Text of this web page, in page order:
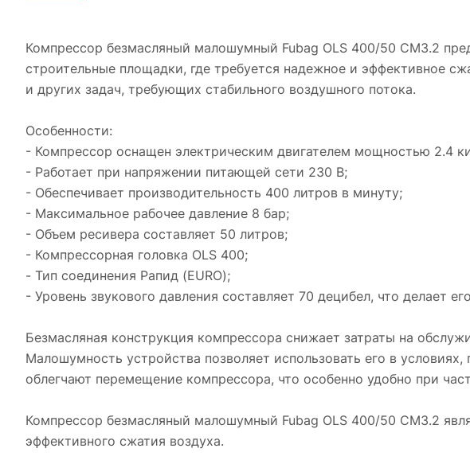
Компрессор безмасляный малошумный Fubag OLS 400/50 CM3.2
строительные площадки, где требуется надежное и эффективное
и других задач, требующих стабильного воздушного потока.
Особенности:
- Компрессор оснащен электрическим двигателем мощностью 2.4
- Работает при напряжении питающей сети 230 В;
- Обеспечивает производительность 400 литров в минуту;
- Максимальное рабочее давление 8 бар;
- Объем ресивера составляет 50 литров;
- Компрессорная головка OLS 400;
- Тип соединения Рапид (EURO);
- Уровень звукового давления составляет 70 децибел, что делает
Безмасляная конструкция компрессора снижает затраты на
Малошумность устройства позволяет использовать его в
облегчают перемещение компрессора, что особенно удобно при
Компрессор безмасляный малошумный Fubag OLS 400/50 CM3.2
эффективного сжатия воздуха.